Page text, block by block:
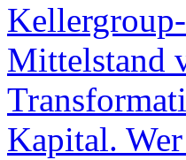
Mittelstand
Kapital.